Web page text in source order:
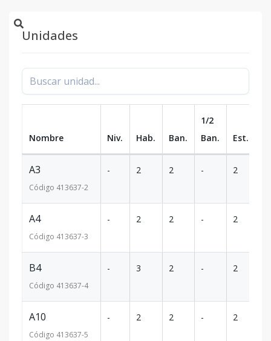
Unidades
Nombre Niv. Hab. Ban.
1/2
Ban.
Est.
A3
Código 413637-2
- 2 2 - 2
A4
Código 413637-3
- 2 2 - 2
B4
Código 413637-4
- 3 2 - 2
A10
Código 413637-5
- 2 2 - 2